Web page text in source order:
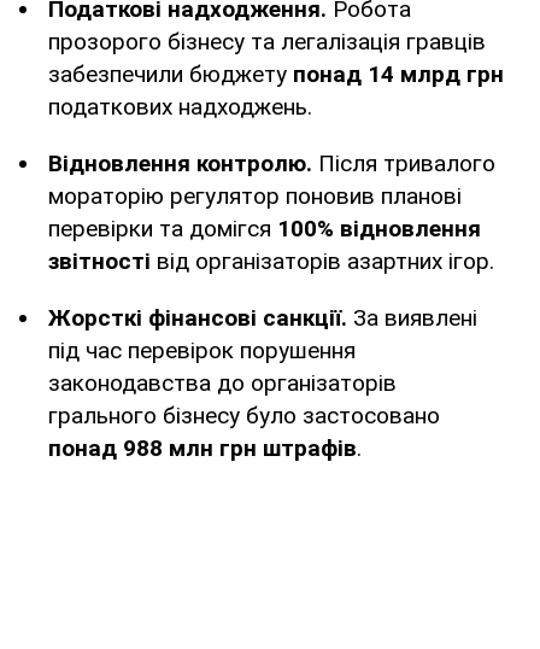
Податкові надходження. Робота
прозорого бізнесу та легалізація гравців
забезпечили бюджету понад 14 млрд грн
податкових надходжень.
Відновлення контролю. Після тривалого
мораторію регулятор поновив планові
перевірки та домігся 100% відновлення
звітності від організаторів азартних ігор.
Жорсткі фінансові санкції. За виявлені
під час перевірок порушення
законодавства до організаторів
грального бізнесу було застосовано
понад 988 млн грн штрафів.